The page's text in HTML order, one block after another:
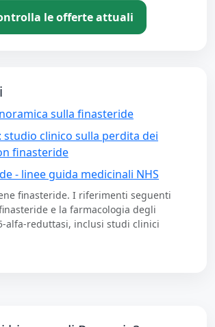
le offerte attuali
sulla finasteride
studio clinico sulla perdita dei
finasteride
- linee guida medicinali NHS
finasteride. I riferimenti seguenti
e la farmacologia degli
alfa-reduttasi, inclusi studi clinici